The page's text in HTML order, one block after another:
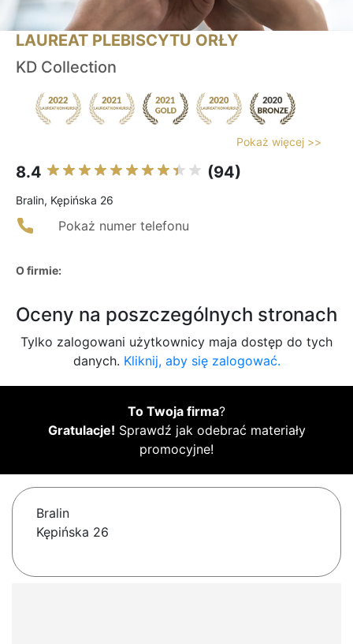
LAUREAT PLEBISCYTU ORŁY
KD Collection
Pokaż więcej >>
8.4 (94)
Bralin, Kępińska 26
Pokaż numer telefonu
O firmie:
Oceny na poszczególnych stronach
Tylko zalogowani użytkownicy maja dostęp do tych
danych. Kliknij, aby się zalogować.
To Twoja firma?
Gratulacje! Sprawdź jak odebrać materiały
promocyjne!
Bralin
Kępińska 26